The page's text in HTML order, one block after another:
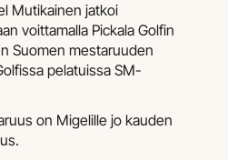
Mutikainen jatkoi
voittamalla Pickala Golfin
Suomen mestaruuden
pelatuissa SM-
on Migelille jo kauden